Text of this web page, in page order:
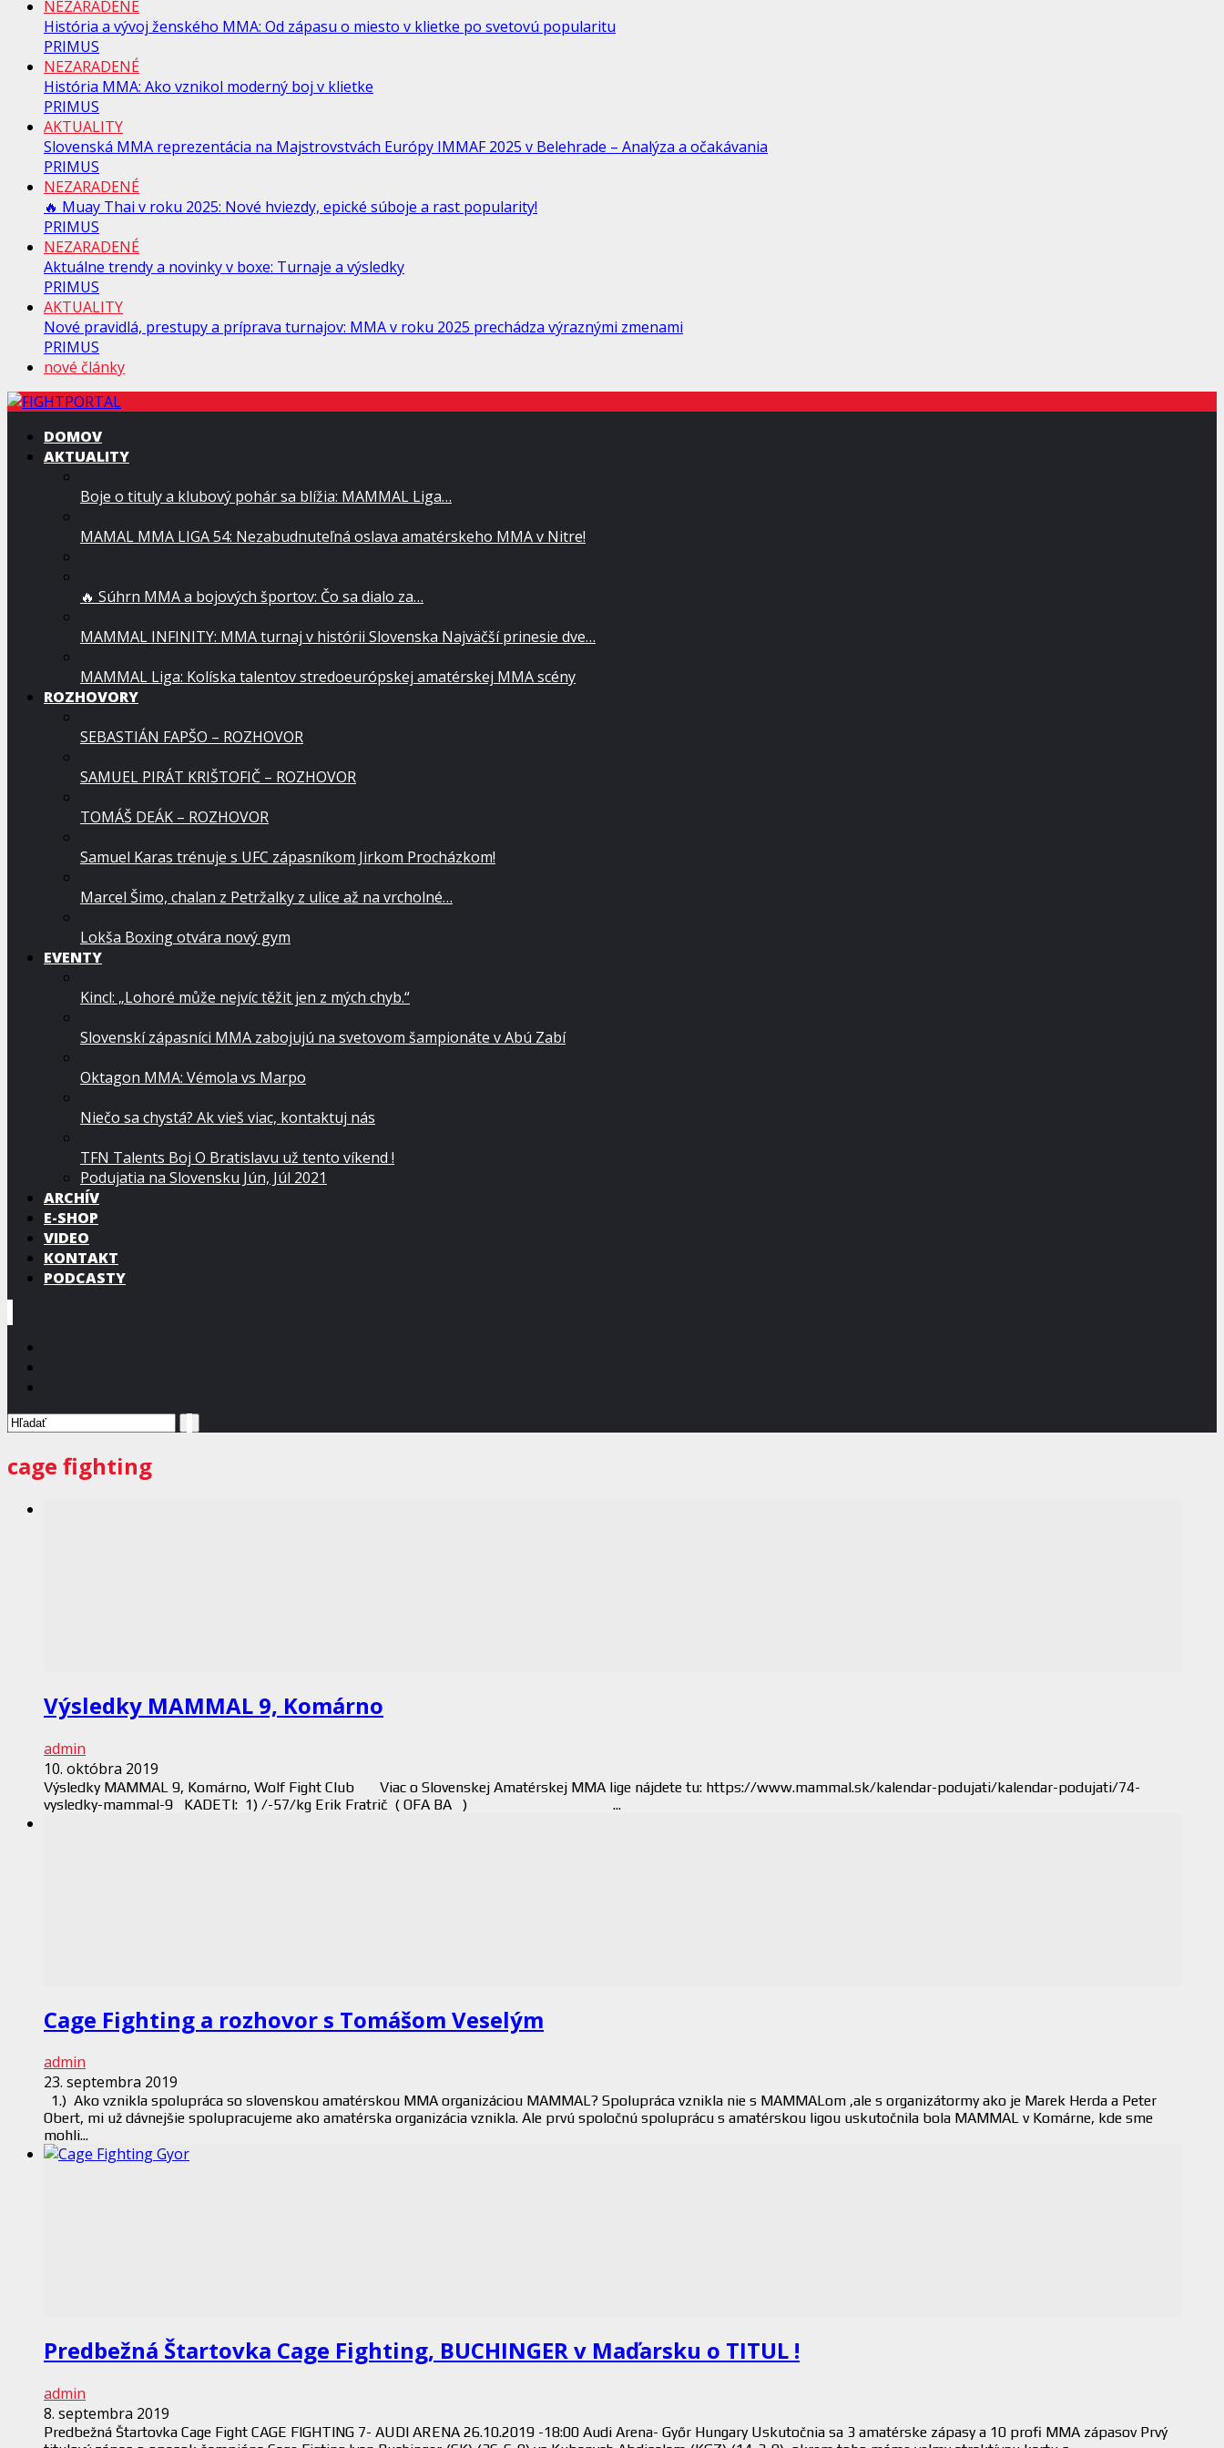
NEZARADENÉ
História a vývoj ženského MMA: Od zápasu o miesto v klietke po svetovú popularitu
PRIMUS
NEZARADENÉ
História MMA: Ako vznikol moderný boj v klietke
PRIMUS
AKTUALITY
Slovenská MMA reprezentácia na Majstrovstvách Európy IMMAF 2025 v Belehrade – Analýza a očakávania
PRIMUS
NEZARADENÉ
🔥 Muay Thai v roku 2025: Nové hviezdy, epické súboje a rast popularity!
PRIMUS
NEZARADENÉ
Aktuálne trendy a novinky v boxe: Turnaje a výsledky
PRIMUS
AKTUALITY
Nové pravidlá, prestupy a príprava turnajov: MMA v roku 2025 prechádza výraznými zmenami
PRIMUS
nové články
DOMOV
AKTUALITY
Boje o tituly a klubový pohár sa blížia: MAMMAL Liga…
MAMAL MMA LIGA 54: Nezabudnuteľná oslava amatérskeho MMA v Nitre!
🔥 Súhrn MMA a bojových športov: Čo sa dialo za…
MAMMAL INFINITY: MMA turnaj v histórii Slovenska Najväčší prinesie dve…
MAMMAL Liga: Kolíska talentov stredoeurópskej amatérskej MMA scény
ROZHOVORY
SEBASTIÁN FAPŠO – ROZHOVOR
SAMUEL PIRÁT KRIŠTOFIČ – ROZHOVOR
TOMÁŠ DEÁK – ROZHOVOR
Samuel Karas trénuje s UFC zápasníkom Jirkom Procházkom!
Marcel Šimo, chalan z Petržalky z ulice až na vrcholné…
Lokša Boxing otvára nový gym
EVENTY
Kincl: „Lohoré může nejvíc těžit jen z mých chyb.“
Slovenskí zápasníci MMA zabojujú na svetovom šampionáte v Abú Zabí
Oktagon MMA: Vémola vs Marpo
Niečo sa chystá? Ak vieš viac, kontaktuj nás
TFN Talents Boj O Bratislavu už tento víkend !
Podujatia na Slovensku Jún, Júl 2021
ARCHÍV
E-SHOP
VIDEO
KONTAKT
PODCASTY
cage fighting
Výsledky MAMMAL 9, Komárno
admin
10. októbra 2019
Výsledky MAMMAL 9, Komárno, Wolf Fight Club Viac o Slovenskej Amatérskej MMA lige nájdete tu: https://www.mammal.sk/kalendar-podujati/kalendar-podujati/74-
vysledky-mammal-9 KADETI: 1) /-57/kg Erik Fratrič ( OFA BA ) ...
Cage Fighting a rozhovor s Tomášom Veselým
admin
23. septembra 2019
1.) Ako vznikla spolupráca so slovenskou amatérskou MMA organizáciou MAMMAL? Spolupráca vznikla nie s MAMMALom ,ale s organizátormy ako je Marek Herda a Peter
Obert, mi už dávnejšie spolupracujeme ako amatérska organizácia vznikla. Ale prvú spoločnú spoluprácu s amatérskou ligou uskutočnila bola MAMMAL v Komárne, kde sme
mohli...
Predbežná Štartovka Cage Fighting, BUCHINGER v Maďarsku o TITUL !
admin
8. septembra 2019
Predbežná Štartovka Cage Fight CAGE FIGHTING 7- AUDI ARENA 26.10.2019 -18:00 Audi Arena- Győr Hungary Uskutočnia sa 3 amatérske zápasy a 10 profi MMA zápasov Prvý